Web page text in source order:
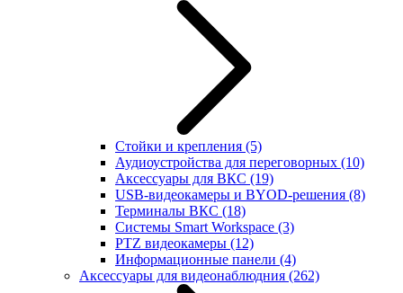
Стойки и крепления (5)
Аудиоустройства для переговорных (10)
Аксессуары для ВКС (19)
USB-видеокамеры и BYOD-решения (8)
Терминалы ВКС (18)
Системы Smart Workspace (3)
PTZ видеокамеры (12)
Информационные панели (4)
Аксессуары для видеонаблюдния (262)